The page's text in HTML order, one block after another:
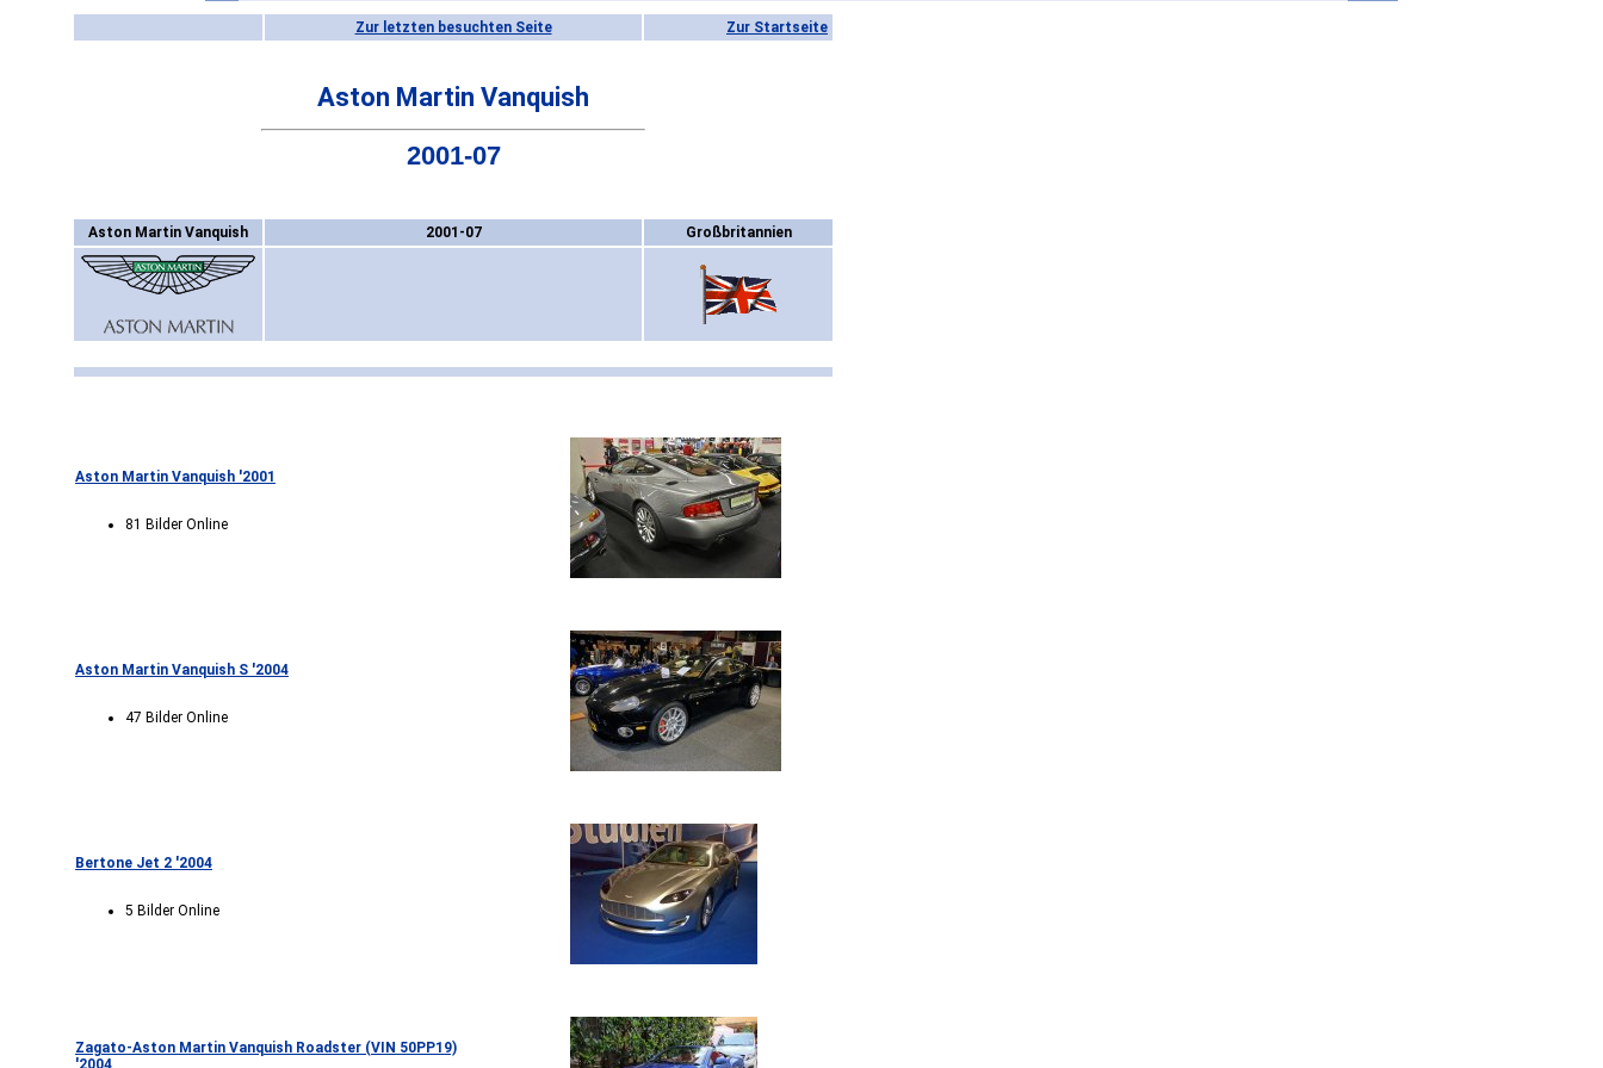
Zur letzten besuchten Seite Zur Startseite
Aston Martin Vanquish
2001-07
Aston Martin Vanquish 2001-07 Großbritannien
Aston Martin Vanquish '2001
81 Bilder Online
Aston Martin Vanquish S '2004
47 Bilder Online
Bertone Jet 2 '2004
5 Bilder Online
Zagato-Aston Martin Vanquish Roadster (VIN 50PP19)